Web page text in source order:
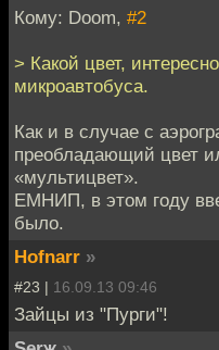
Кому: Doom, #2
> Какой цвет,
микроавтобуса.
Как и в случае с
преобладающий цвет
«мультицвет».
ЕМНИП, в этом году
было.
Hofnarr »
#23 | 16.09.13 09:46
Зайцы из "Пурги"!